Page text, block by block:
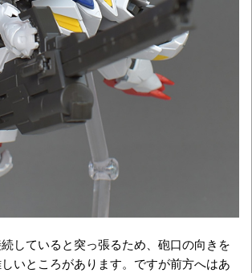
していると突っ張るため、砲口の向きを
いところがあります。ですが前方へはあ